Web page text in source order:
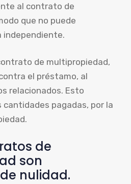
al contrato de
que no puede
independiente.
de multipropiedad,
el préstamo, al
relacionados. Esto
pagadas, por la
de
son
nulidad.